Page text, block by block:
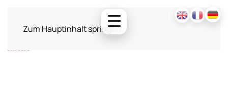
Zum Hauptinhalt springen